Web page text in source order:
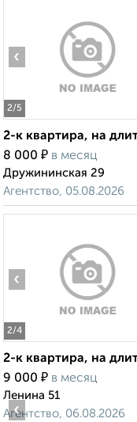
2/5
‹
2-к квартира, на
8 000 ₽ в месяц
Дружининская 29
Агентство, 05.08.2026
2/4
‹
2-к квартира, на
9 000 ₽ в месяц
Ленина 51
Агентство, 06.08.2026
‹